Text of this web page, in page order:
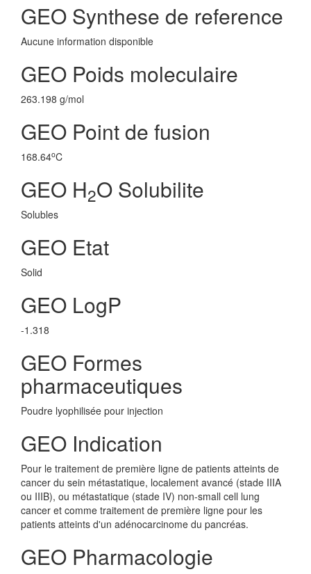
GEO Synthese de reference
Aucune information disponible
GEO Poids moleculaire
263.198 g/mol
GEO Point de fusion
168.64oC
GEO H2O Solubilite
Solubles
GEO Etat
Solid
GEO LogP
-1.318
GEO Formes
pharmaceutiques
Poudre lyophilisée pour injection
GEO Indication
Pour le traitement de première ligne de patients atteints de
cancer du sein métastatique, localement avancé (stade IIIA
ou IIIB), ou métastatique (stade IV) non-small cell lung
cancer et comme traitement de première ligne pour les
patients atteints d'un adénocarcinome du pancréas.
GEO Pharmacologie